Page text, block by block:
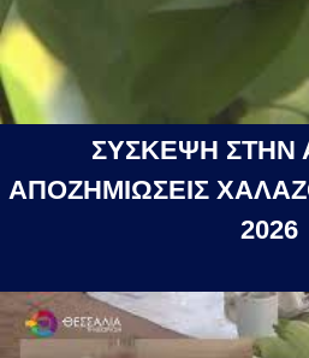
ΣΥΣΚΕΨΗ ΣΤΗΝ
ΑΠΟΖΗΜΙΩΣΕΙΣ
2026